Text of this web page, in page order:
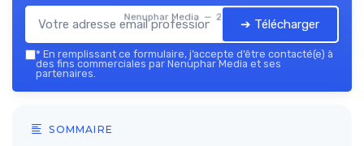
Nenuphar Media — 2026
➔ Télécharger
* En remplissant ce formulaire, j’accepte d’être contacté(e) à
des fins commerciales par Nenuphar Media et ses
partenaires.
SOMMAIRE